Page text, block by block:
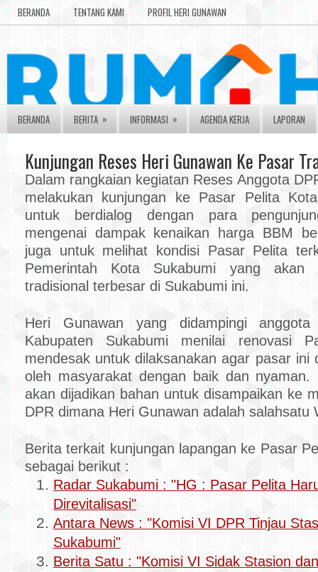
BERANDA TENTANG KAMI PROFIL HERI GUNAWAN
BERANDA BERITA » INFORMASI » AGENDA KERJA LAPORAN
Kunjungan Reses Heri Gunawan Ke Pasar
Dalam rangkaian kegiatan Reses Anggota
melakukan kunjungan ke Pasar Pelita
untuk berdialog dengan para
mengenai dampak kenaikan harga BBM
juga untuk melihat kondisi Pasar Pelita
Pemerintah Kota Sukabumi yang akan
tradisional terbesar di Sukabumi ini.
Heri Gunawan yang didampingi
Kabupaten Sukabumi menilai renovasi
mendesak untuk dilaksanakan agar pasar ini
oleh masyarakat dengan baik dan nyaman.
akan dijadikan bahan untuk disampaikan ke
DPR dimana Heri Gunawan adalah salahsatu
Berita terkait kunjungan lapangan ke Pasar
sebagai berikut :
Radar Sukabumi : "HG : Pasar Pelita
Direvitalisasi"
Antara News : "Komisi VI DPR Tinjau
Sukabumi"
Berita Satu : "Komisi VI Sidak Stasion